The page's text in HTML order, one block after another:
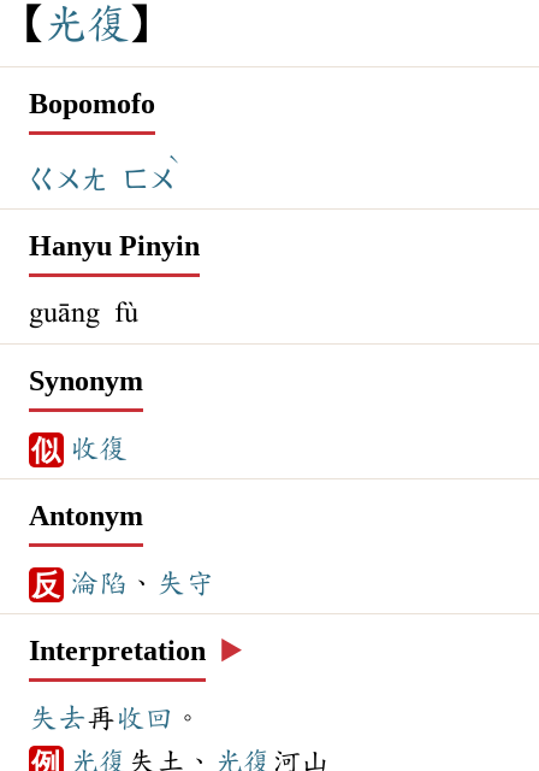
光復
Bopomofo
ㄍㄨㄤ ㄈㄨ
ˋ
Hanyu Pinyin
guāng fù
Synonym
似 收復
Antonym
反 淪陷 、 失守
Interpretation ▶️
失去再收回 。
例 光復 失土、 光復 河山